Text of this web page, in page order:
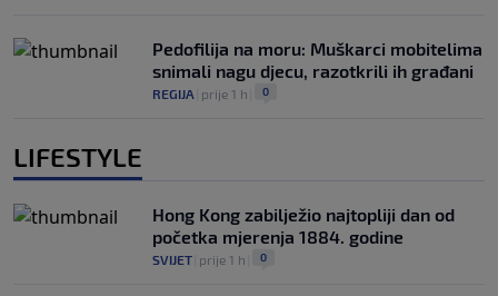
Pedofilija na moru: Muškarci mobitelima
snimali nagu djecu, razotkrili ih građani
REGIJA prije 1 h 0
LIFESTYLE
Hong Kong zabilježio najtopliji dan od
početka mjerenja 1884. godine
SVIJET prije 1 h 0